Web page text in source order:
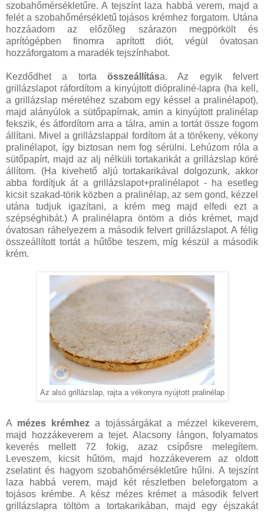
szobahőmérsékletűre. A tejszínt laza habbá verem, majd a
felét a szobahőmérsékletű tojásos krémhez forgatom. Utána
hozzáadom az előzőleg szárazon megpörkölt és
aprítógépben finomra aprított diót, végül óvatosan
hozzáforgatom a maradék tejszínhabot.
Kezdődhet a torta összeállítása. Az egyik felvert
grillázslapot ráfordítom a kinyújtott diópraliné-lapra (ha kell,
a grillázslap méretéhez szabom egy késsel a pralinélapot),
majd alányúlok a sütőpapírnak, amin a kinyújtott pralinélap
fekszik, és átfordítom arra a tálra, amin a tortát össze fogom
állítani. Mivel a grillázslappal fordítom át a törékeny, vékony
pralinélapot, így biztosan nem fog sérülni. Lehúzom róla a
sütőpapírt, majd az alj nélküli tortakarikát a grillázslap köré
állítom. (Ha kivehető aljú tortakarikával dolgozunk, akkor
abba fordítjuk át a grillázslapot+pralinélapot - ha esetleg
kicsit szakad-törik közben a pralinélap, az sem gond, kézzel
utána tudjuk igazítani, a krém meg majd elfedi ezt a
szépséghibát.) A pralinélapra öntöm a diós krémet, majd
óvatosan ráhelyezem a második felvert grillázslapot. A félig
összeállított tortát a hűtőbe teszem, míg készül a második
krém.
Az alsó grillázslap, rajta a vékonyra nyújtott pralinélap
A mézes krémhez a tojássárgákat a mézzel kikeverem,
majd hozzákeverem a tejet. Alacsony lángon, folyamatos
keverés mellett 72 fokig, azaz csípősre melegítem.
Leveszem, kicsit hűtöm, majd hozzákeverem az oldott
zselatint és hagyom szobahőmérsékletűre hűlni. A tejszínt
laza habbá verem, majd két részletben beleforgatom a
tojásos krémbe. A kész mézes krémet a második felvert
grillázslapra töltöm a tortakarikában, majd egy éjszakát